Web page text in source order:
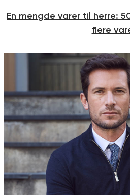
En mengde varer til herre:
flere